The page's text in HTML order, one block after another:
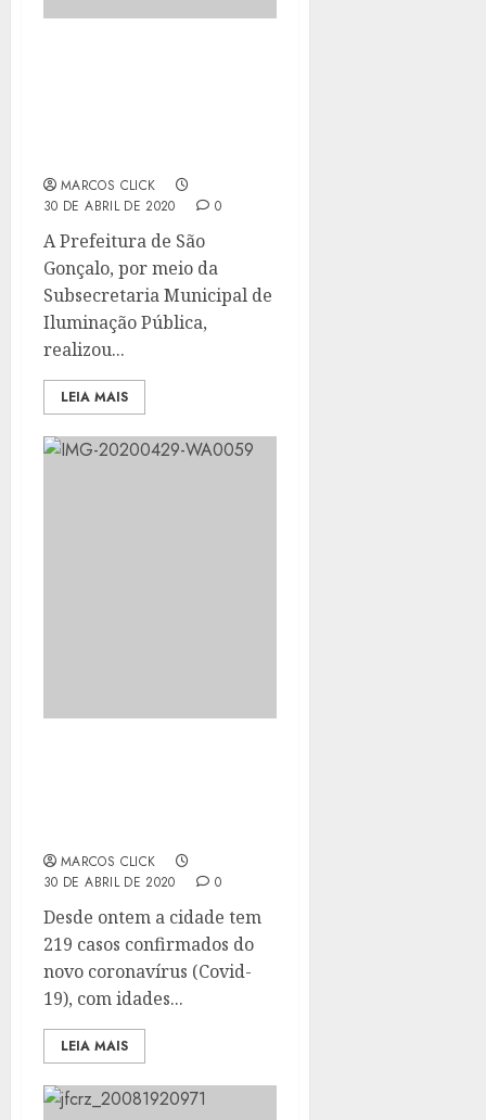
MARCOS CLICK
30 DE ABRIL DE 2020
0
A Prefeitura de São
Gonçalo, por meio da
Subsecretaria Municipal de
Iluminação Pública,
realizou...
LEIA MAIS
MARCOS CLICK
30 DE ABRIL DE 2020
0
Desde ontem a cidade tem
219 casos confirmados do
novo coronavírus (Covid-
19), com idades...
LEIA MAIS